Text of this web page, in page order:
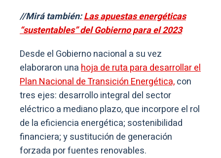
//Mirá también:Las apuestas energéticas
“sustentables” del Gobierno para el 2023
Desde el Gobierno nacional a su vez
elaboraron unahoja de ruta para desarrollar el
Plan Nacional de Transición Energética,con
tres ejes: desarrollo integral del sector
eléctrico a mediano plazo, que incorpore el rol
de la eficiencia energética; sostenibilidad
financiera; y sustitución de generación
forzada por fuentes renovables.